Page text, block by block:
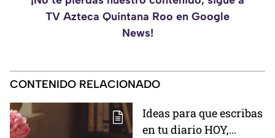
TV Azteca Quintana Roo en Google
News!
CONTENIDO RELACIONADO
Ideas para que escribas
en tu diario HOY,